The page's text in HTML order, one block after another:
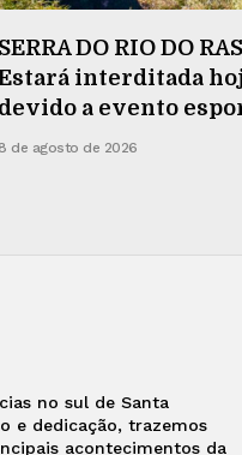
SERRA DO RIO DO
interditada
devido a evento
8 de agosto de 2026
no sul de Santa
e dedicação, trazemos
acontecimentos da